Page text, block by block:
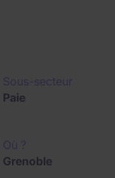
Paie
Grenoble